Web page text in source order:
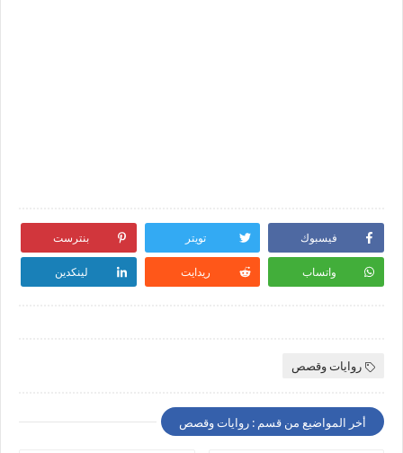
فيسبوك تويتر بنترست
واتساب ريدايت لينكدين
روايات وقصص
أخر المواضيع من قسم : روايات وقصص